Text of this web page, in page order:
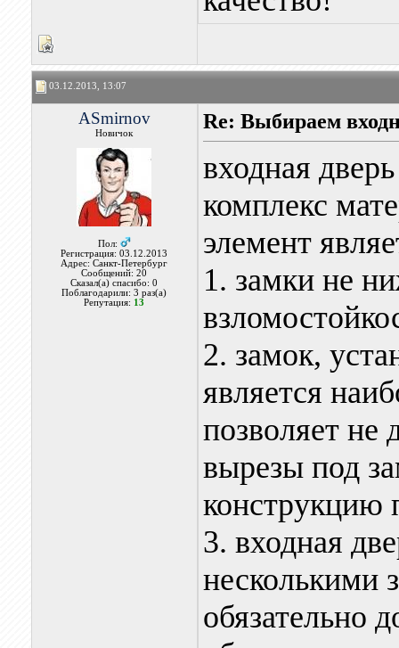
03.12.2013, 13:07
ASmirnov
Новичок
Пол:
Регистрация: 03.12.2013
Адрес: Санкт-Петербург
Сообщений: 20
Сказал(а) спасибо: 0
Поблагодарили: 3 раз(а)
Репутация: 13
Re: Выбираем
входная
комплекс
элемент
1. замки не
2. замок,
является
позволяет не
вырезы под
конструкцию
3. входная
несколькими
обязательно